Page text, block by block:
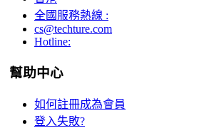
全國服務熱線 :
cs@techture.com
Hotline:
幫助中心
如何註冊成為會員
登入失敗?